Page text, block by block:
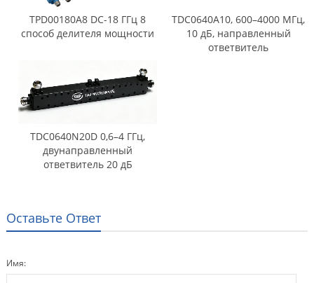
TPD00180A8 DC-18 ГГц 8
способ делителя мощности
TDC0640A10, 600–4000 МГц,
10 дБ, направленный
ответвитель
TDC0640N20D 0,6–4 ГГц,
двунаправленный
ответвитель 20 дБ
Оставьте Ответ
Имя: